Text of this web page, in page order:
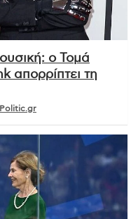
ο Τομά
απορρίπτει τη